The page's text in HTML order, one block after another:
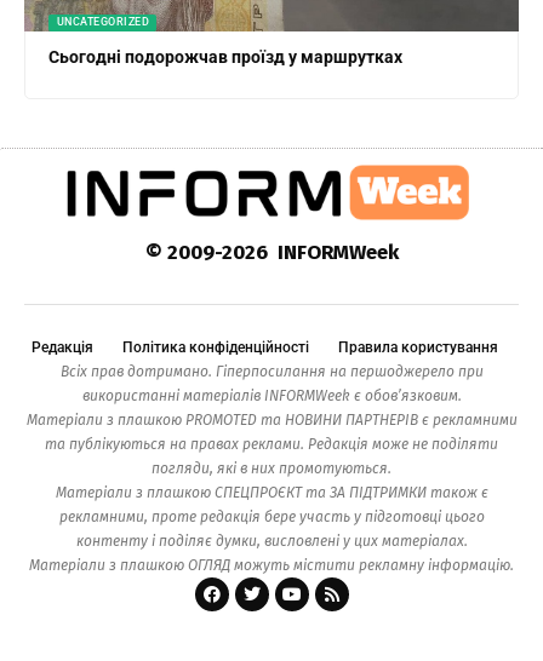
UNCATEGORIZED
Сьогодні подорожчав проїзд у маршрутках
© 2009-2026 INFORMWeek
Редакція Політика конфіденційності
Правила користування
Всіх прав дотримано. Гіперпосилання на першоджерело при
використанні матеріалів INFORMWeek є обов’язковим.
Матеріали з плашкою PROMOTED та НОВИНИ ПАРТНЕРІВ є рекламними
та публікуються на правах реклами. Редакція може не поділяти
погляди, які в них промотуються.
Матеріали з плашкою СПЕЦПРОЄКТ та ЗА ПІДТРИМКИ також є
рекламними, проте редакція бере участь у підготовці цього
контенту і поділяє думки, висловлені у цих матеріалах.
Матеріали з плашкою ОГЛЯД можуть містити рекламну інформацію.